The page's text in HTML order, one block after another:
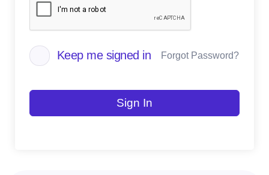
Keep me signed in Forgot Password?
Sign In